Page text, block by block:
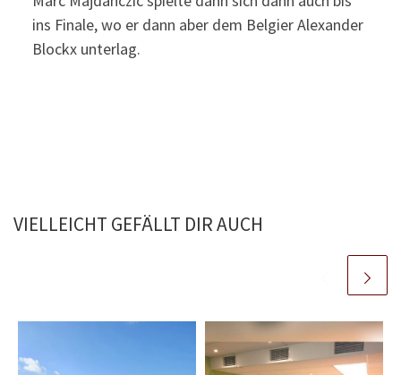
ins Finale, wo er dann aber dem Belgier Alexander
Blockx unterlag.
VIELLEICHT GEFÄLLT DIR AUCH